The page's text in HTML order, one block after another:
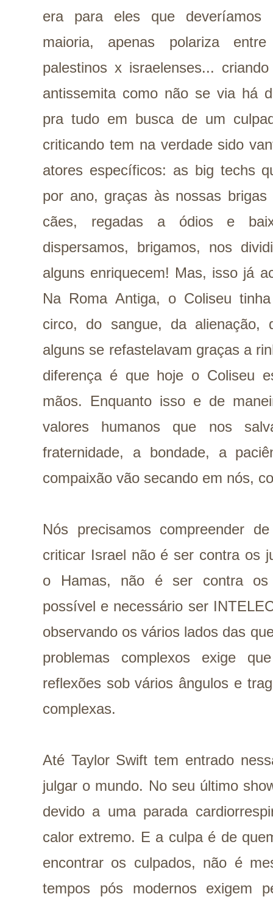
era para eles que deveríamos
maioria, apenas polariza
palestinos x israelenses...
antissemita como não se via há
pra tudo em busca de um
criticando tem na verdade sido
atores específicos: as big techs
por ano, graças às nossas
cães, regadas a ódios e
dispersamos, brigamos, nos
alguns enriquecem! Mas, isso já
Na Roma Antiga, o Coliseu
circo, do sangue, da alienação,
alguns se refastelavam graças a
diferença é que hoje o Coliseu
mãos. Enquanto isso e de
valores humanos que nos
fraternidade, a bondade, a
compaixão vão secando em nós,
Nós precisamos compreender
criticar Israel não é ser contra os
o Hamas, não é ser contra os
possível e necessário ser
observando os vários lados das
problemas complexos exige
reflexões sob vários ângulos e
complexas.
Até Taylor Swift tem entrado
julgar o mundo. No seu último
devido a uma parada
calor extremo. E a culpa é de
encontrar os culpados, não é
tempos pós modernos exigem